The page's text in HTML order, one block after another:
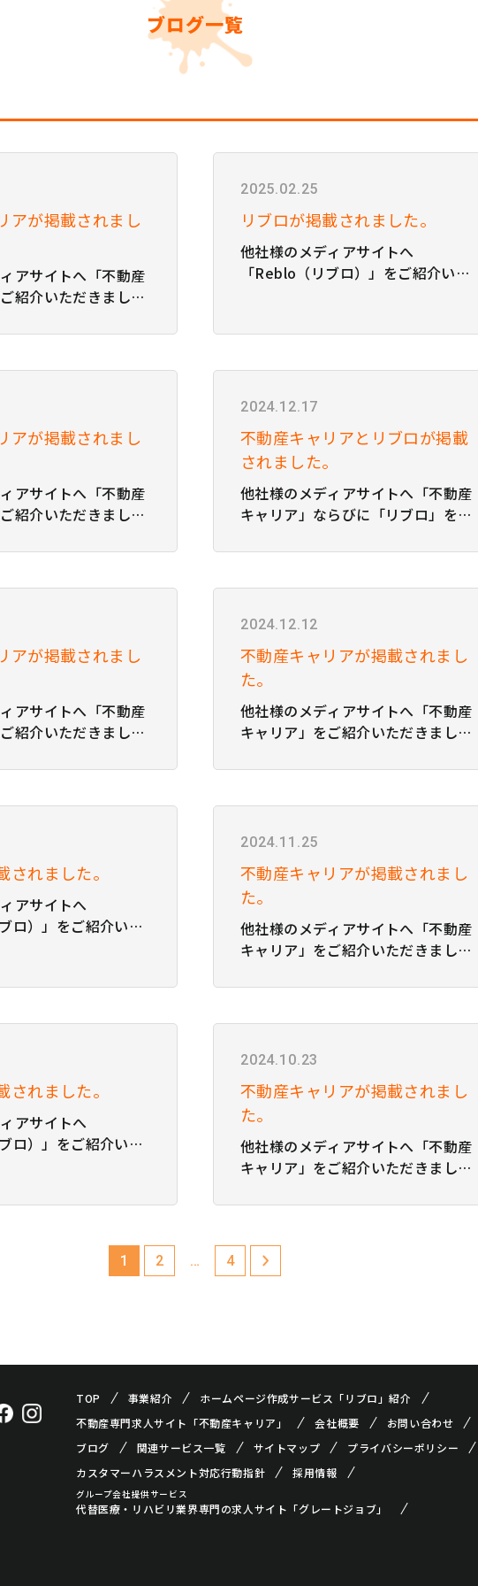
ブログ一覧
アが掲載されまし
アサイトへ「不動産
紹介いただきまし
クティー株式会社
2025.02.25
リブロが掲載されました。
他社様のメディアサイトへ
「Reblo（リブロ）」をご紹介いた
順位の海賊 【図解】SEO記事の書き
アが掲載されまし
アサイトへ「不動産
紹介いただきまし
式会社プレイズ 民
2024.12.17
不動産キャリアとリブロが掲載
されました。
他社様のメディアサイトへ「不動産
キャリア」ならびに「リブロ」をご
こちらよりご覧いただけます。 店舗
と 飲食店を開業したい…
アが掲載されまし
アサイトへ「不動産
紹介いただきまし
式会社インタラクテ
2024.12.12
不動産キャリアが掲載されまし
た。
他社様のメディアサイトへ「不動産
キャリア」をご紹介いただきまし
ただけます。 スタイルアクト株式会
資産価値はどれくらい？長…
されました。
アサイトへ
ロ）」をご紹介いた
ライター採用
2024.11.25
不動産キャリアが掲載されまし
た。
他社様のメディアサイトへ「不動産
キャリア」をご紹介いただきまし
ただけます。 株式会社Rodina 適応
されました。
アサイトへ
ロ）」をご紹介いた
産で長期インターン
ココシロインタ…
2024.10.23
不動産キャリアが掲載されまし
た。
他社様のメディアサイトへ「不動産
キャリア」をご紹介いただきまし
ただけます。 株式会社クレド 土地
法や成功例・失敗例などを紹介！
1 2 … 4
TOP 事業紹介
ホームページ作成サービス「リブロ」紹介
不動産専門求人サイト「不動産キャリア」
会社概要 お問い合わせ
ブログ
関連サービス一覧 サイトマップ
プライバシーポリシー
カスタマーハラスメント対応行動指針
採用情報
グループ会社提供サービス
代替医療・リハビリ業界専門の求人サイト「グレートジョブ」